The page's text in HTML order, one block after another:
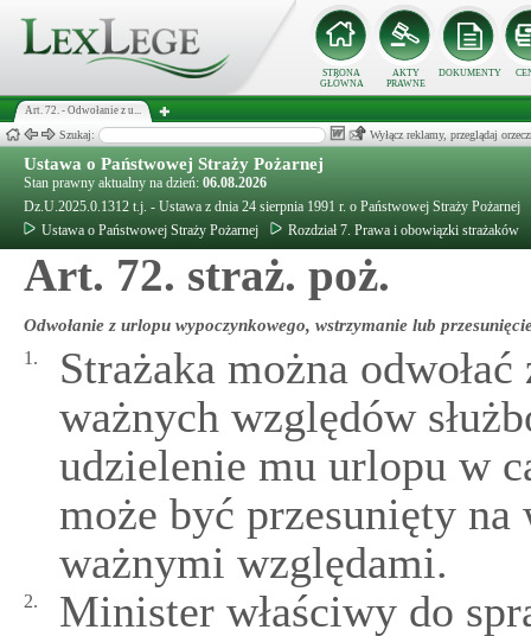
STRONA
GŁÓWNA
AKTY
PRAWNE
DOKUMENTY
Art. 72. - Odwołanie z u...
Szukaj: Wyłącz reklamy, przeglądaj
Ustawa o Państwowej Straży Pożarnej
Stan prawny aktualny na dzień: 06.08.2026
Dz.U.2025.0.1312 t.j. - Ustawa z dnia 24 sierpnia 1991 r. o Państwowej Straży Pożarnej
Ustawa o Państwowej Straży Pożarnej
Rozdział 7. Prawa i obowiązki strażaków
Art. 72. straż. poż.
Odwołanie z urlopu wypoczynkowego, wstrzymanie lub
1.
Strażaka można
ważnych względów
udzielenie mu urlopu w
może być przesunięty
ważnymi względami.
2.
Minister właściwy do